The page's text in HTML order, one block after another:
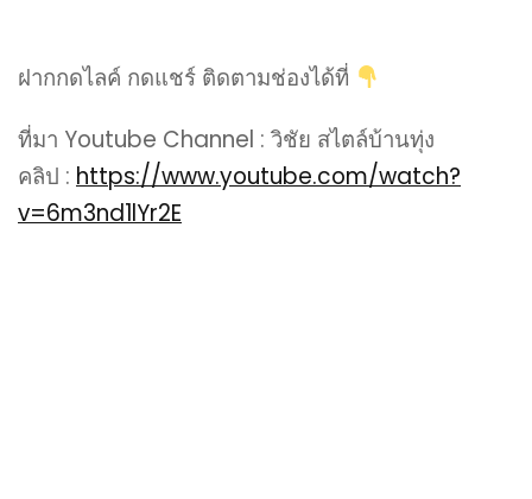
ฝากกดไลค์ กดแชร์ ติดตามช่องได้ที่
ที่มา Youtube Channel : วิชัย สไตล์บ้านทุ่ง
คลิป : https://www.youtube.com/watch?
v=6m3nd1lYr2E